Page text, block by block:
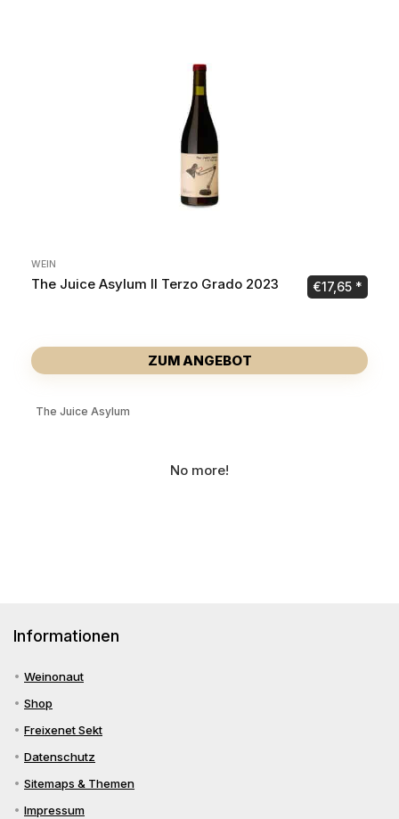
WEIN
The Juice Asylum Il Terzo Grado 2023 €17,65
ZUM ANGEBOT
The Juice Asylum
No more!
Informationen
Weinonaut
Shop
Freixenet Sekt
Datenschutz
Sitemaps & Themen
Impressum